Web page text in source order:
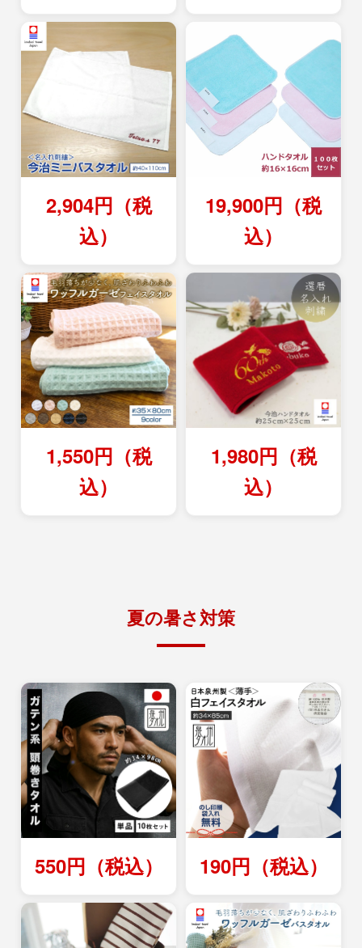
2,904円（税
込）
19,900円（税
込）
1,550円（税
込）
1,980円（税
込）
夏の暑さ対策
550円（税込） 190円（税込）